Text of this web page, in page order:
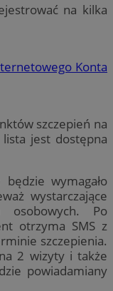
na kilka
Konta
szczepień na
lista jest dostępna
wymagało
wystarczające
osobowych. Po
otrzyma SMS z
szczepienia.
2 wizyty i także
powiadamiany